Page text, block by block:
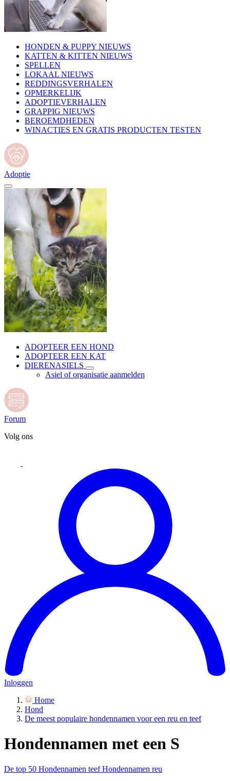
HONDEN & PUPPY NIEUWS
KATTEN & KITTEN NIEUWS
SPELLEN
LOKAAL NIEUWS
REDDINGSVERHALEN
OPMERKELIJK
ADOPTIEVERHALEN
GRAPPIG NIEUWS
BEROEMDHEDEN
WINACTIES EN GRATIS PRODUCTEN TESTEN
Adoptie
ADOPTEER EEN HOND
ADOPTEER EEN KAT
DIERENASIELS
Asiel of organisatie aanmelden
Forum
Volg ons
Inloggen
Home
Hond
De meest populaire hondennamen voor een reu en teef
Hondennamen met een S
De top 50 Hondennamen teefHondennamen reu